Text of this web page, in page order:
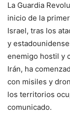
La Guardia
inicio de la
Israel, tras los
y
enemigo hostil y
Irán, ha
con misiles y
los territorios
comunicado.